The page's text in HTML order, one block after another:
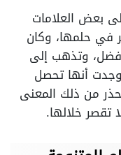
بعض العلامات
في حلمها، وكان
وتذهب إلى
أنها تحصل
من ذلك المعنى
تقصر خلالها.